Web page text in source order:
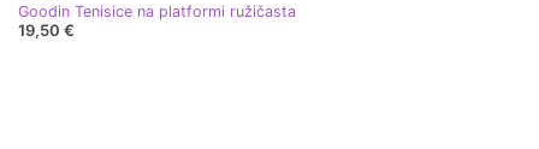
Goodin Tenisice na platformi ružičasta
19,50 €